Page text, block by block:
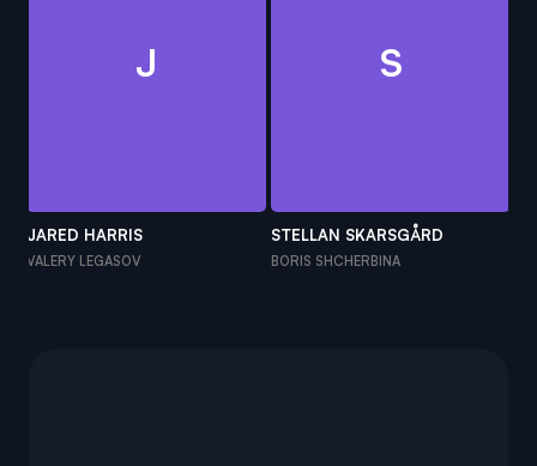
J
JARED HARRIS
VALERY LEGASOV
S
STELLAN SKARSGÅRD
BORIS SHCHERBINA